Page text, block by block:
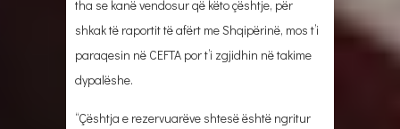
tha se kanë vendosur që këto çështje, për
shkak të raportit të afërt me Shqipërinë, mos t’i
paraqesin në CEFTA por t’i zgjidhin në takime
dypalëshe.
“Çështja e rezervuarëve shtesë është ngritur